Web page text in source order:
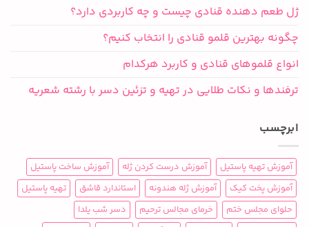
ژل طعم دهنده قنادی چیست و چه کاربردی دارد؟
چگونه بهترین قلمو قنادی را انتخاب کنیم؟
انواع قلموهای قنادی و کاربرد هرکدام
ترفندها و نکات طلایی در تهیه و تزئین دسر با رشته شعریه
ابرچسب
آموزش تهیه پاستیل آموزش درست کردن ژله
آموزش ساخت پاستیل
آموزش پخت کیک
آموزش ژله هندونه استاندارد قاشق
تهیه پاستیل
حلوای مجلس ختم
خرمای مجالس ترحیم
دسر شب یلدا